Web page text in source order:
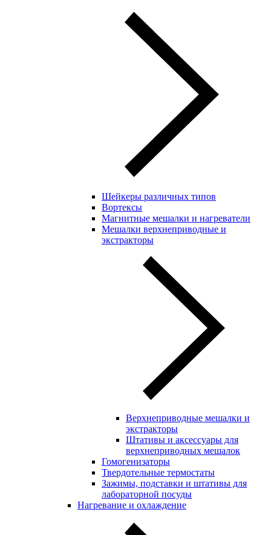
Шейкеры различных типов
Вортексы
Магнитные мешалки и нагреватели
Мешалки верхнеприводные и
экстракторы
Верхнеприводные мешалки и
экстракторы
Штативы и аксессуары для
верхнеприводных мешалок
Гомогенизаторы
Твердотельные термостаты
Зажимы, подставки и штативы для
лабораторной посуды
Нагревание и охлаждение